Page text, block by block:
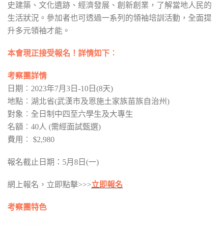
史建築、文化遺跡、經濟發展、創新創業，了解當地人民的
生活狀況。參加者也可透過一系列的領袖培訓活動，全面提
升多元領袖才能。
本會現正接受報名！詳情如下︰
考察團詳情
日期︰2023年7月3日-10日(8天)
地點︰湖北省(武漢市及恩施土家族苗族自治州)
對象︰全日制中四至六學生及大專生
名額︰40人 (需經面試甄選)
費用︰ $2,980
報名截止日期：5月8日(一)
網上報名，立即點擊>>>立即報名
考察團特色